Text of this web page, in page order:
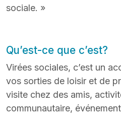
sociale. »
Qu’est-ce que c’est?
Virées sociales, c’est un
vos sorties de loisir et de
visite chez des amis,
communautaire,